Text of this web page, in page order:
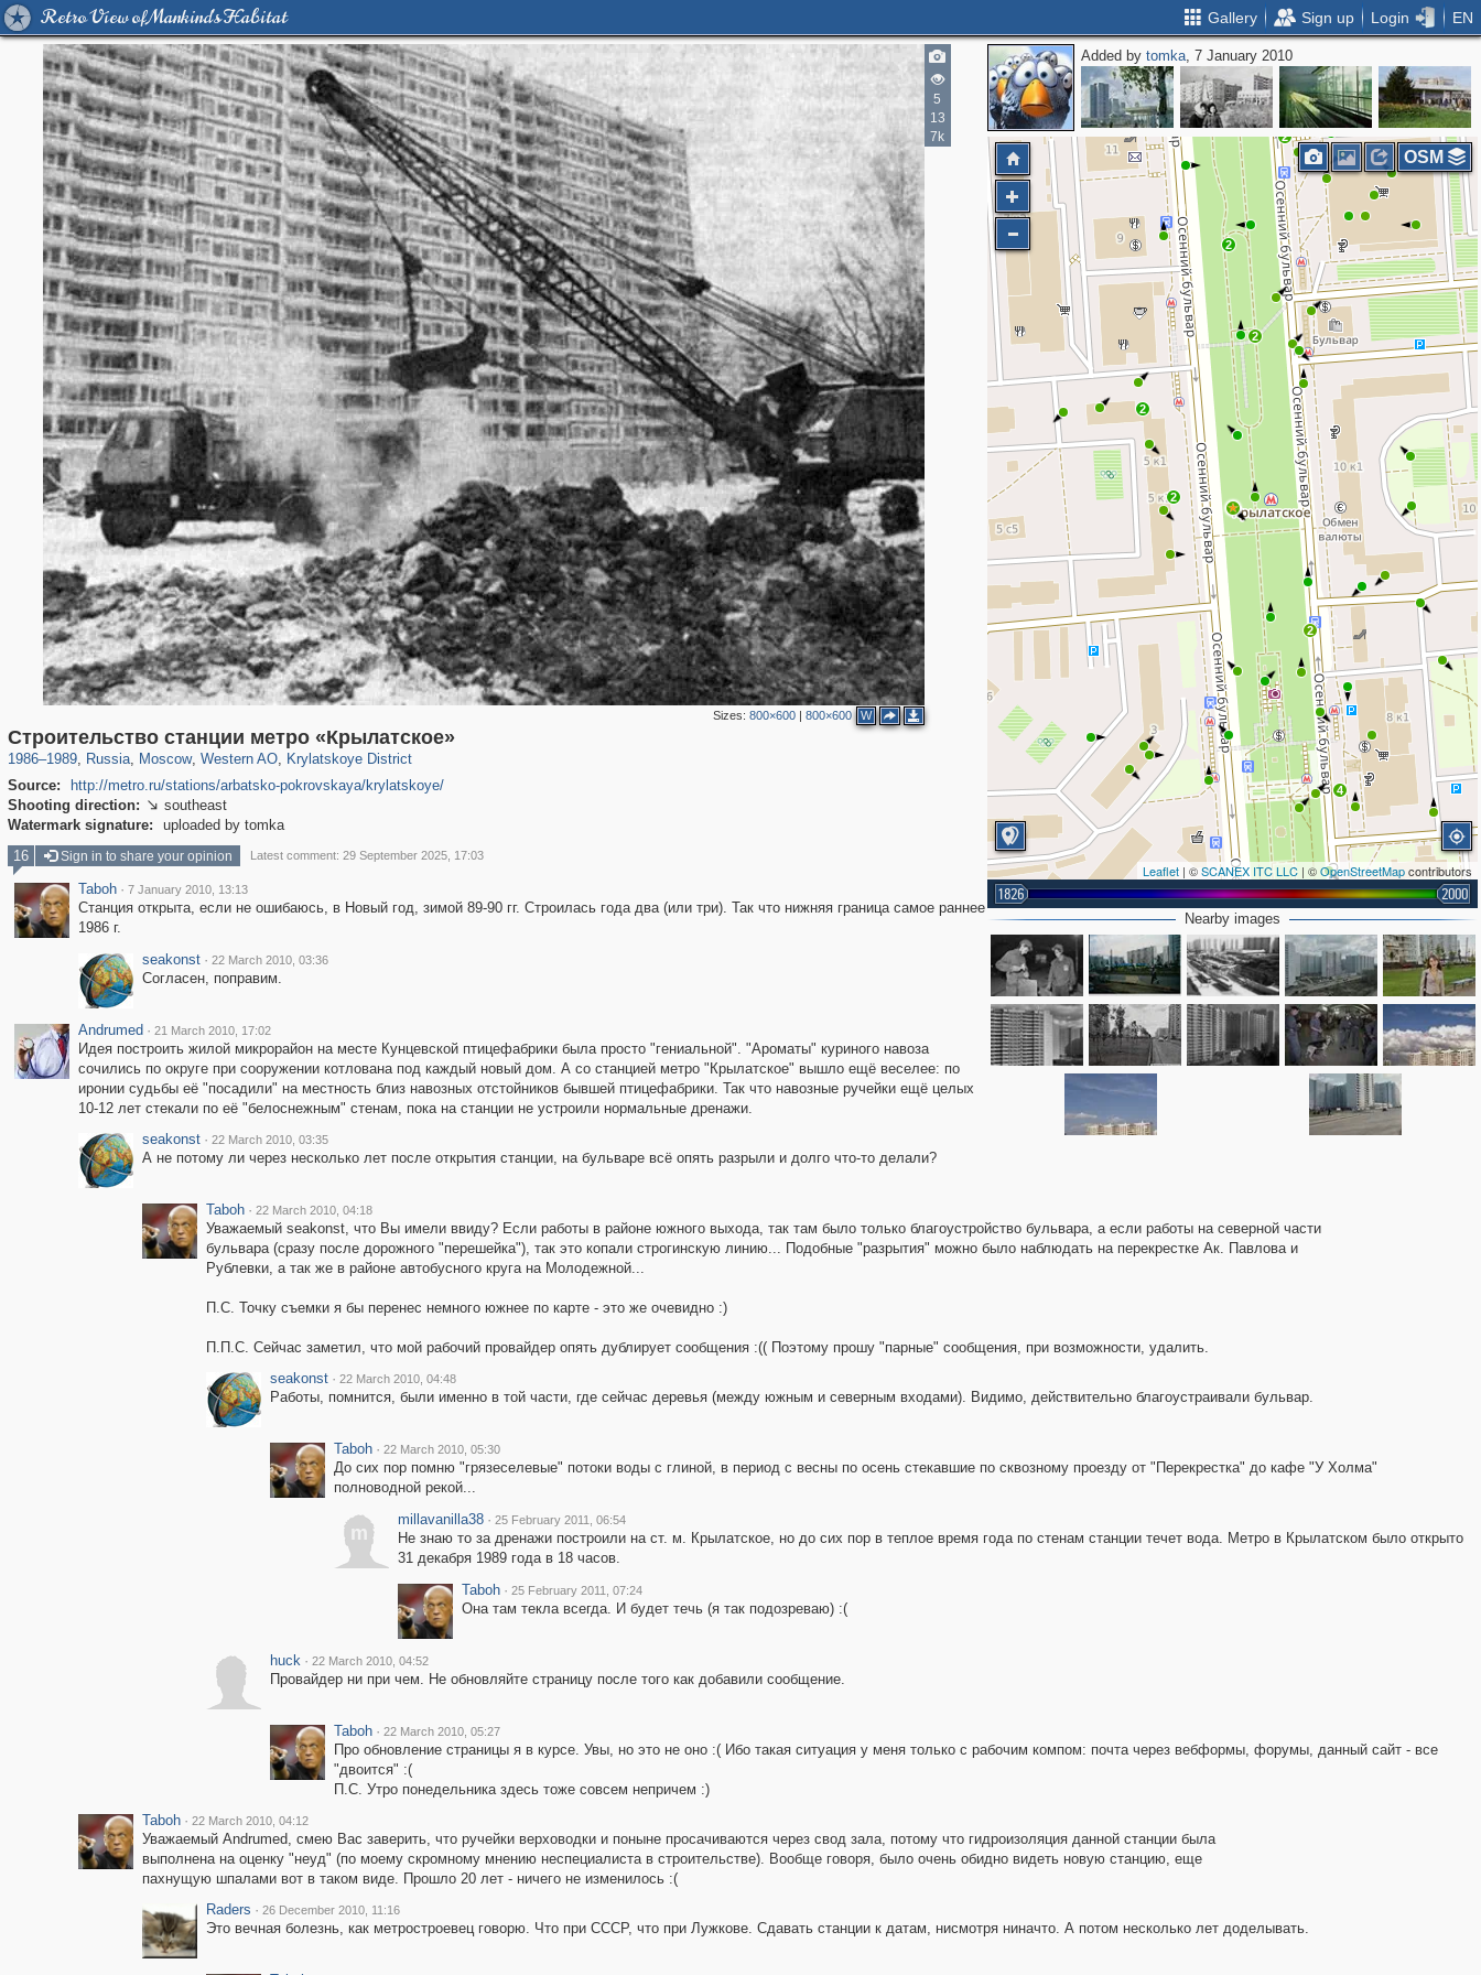
Retro View of Mankind's Habitat Gallery Sign up Login EN
5
13
7k
Sizes: 800×600| 800×600 W
Строительство станции метро «Крылатское»
1986–1989, Russia
1,406,258 29,243
, Moscow
319,780 8,286
, Western AO
27,129 310
, Krylatskoye District
1,754 5
Source:
http://metro.ru/stations/arbatsko-pokrovskaya/krylatskoye/
Shooting direction:  southeast
Watermark signature:
uploaded by tomka
Added bytomka, 7 January 2010
2
2
2
4
2
2
2
2
Leaflet | ©SCANEX ITC LLC | ©OpenStreetMapcontributors
1826 2000
OSM
Nearby images
16 Sign in to share your opinion Latest comment: 29 September 2025, 17:03
Taboh · 7 January 2010, 13:13
Станция открыта, если не ошибаюсь, в Новый год, зимой 89-90 гг. Строилась года два (или три). Так что нижняя граница самое раннее
1986 г.
seakonst · 22 March 2010, 03:36
Согласен, поправим.
Andrumed · 21 March 2010, 17:02
Идея построить жилой микрорайон на месте Кунцевской птицефабрики была просто "гениальной". "Ароматы" куриного навоза
сочились по округе при сооружении котлована под каждый новый дом. А со станцией метро "Крылатское" вышло ещё веселее: по
иронии судьбы её "посадили" на местность близ навозных отстойников бывшей птицефабрики. Так что навозные ручейки ещё целых
10-12 лет стекали по её "белоснежным" стенам, пока на станции не устроили нормальные дренажи.
seakonst · 22 March 2010, 03:35
А не потому ли через несколько лет после открытия станции, на бульваре всё опять разрыли и долго что-то делали?
Taboh · 22 March 2010, 04:18
Уважаемый seakonst, что Вы имели ввиду? Если работы в районе южного выхода, так там было только благоустройство бульвара, а если работы на северной части
бульвара (сразу после дорожного "перешейка"), так это копали строгинскую линию... Подобные "разрытия" можно было наблюдать на перекрестке Ак. Павлова и
Рублевки, а так же в районе автобусного круга на Молодежной...
П.С. Точку съемки я бы перенес немного южнее по карте - это же очевидно :)
П.П.С. Сейчас заметил, что мой рабочий провайдер опять дублирует сообщения :(( Поэтому прошу "парные" сообщения, при возможности, удалить.
seakonst · 22 March 2010, 04:48
Работы, помнится, были именно в той части, где сейчас деревья (между южным и северным входами). Видимо, действительно благоустраивали бульвар.
Taboh · 22 March 2010, 05:30
До сих пор помню "грязеселевые" потоки воды с глиной, в период с весны по осень стекавшие по сквозному проезду от "Перекрестка" до кафе "У Холма"
полноводной рекой...
m
millavanilla38 · 25 February 2011, 06:54
Не знаю то за дренажи построили на ст. м. Крылатское, но до сих пор в теплое время года по стенам станции течет вода. Метро в Крылатском было открыто
31 декабря 1989 года в 18 часов.
Taboh · 25 February 2011, 07:24
Она там текла всегда. И будет течь (я так подозреваю) :(
huck · 22 March 2010, 04:52
Провайдер ни при чем. Не обновляйте страницу после того как добавили сообщение.
Taboh · 22 March 2010, 05:27
Про обновление страницы я в курсе. Увы, но это не оно :( Ибо такая ситуация у меня только с рабочим компом: почта через вебформы, форумы, данный сайт - все
"двоится" :(
П.С. Утро понедельника здесь тоже совсем непричем :)
Taboh · 22 March 2010, 04:12
Уважаемый Andrumed, смею Вас заверить, что ручейки верховодки и поныне просачиваются через свод зала, потому что гидроизоляция данной станции была
выполнена на оценку "неуд" (по моему скромному мнению неспециалиста в строительстве). Вообще говоря, было очень обидно видеть новую станцию, еще
пахнущую шпалами вот в таком виде. Прошло 20 лет - ничего не изменилось :(
Raders · 26 December 2010, 11:16
Это вечная болезнь, как метростроевец говорю. Что при СССР, что при Лужкове. Сдавать станции к датам, нисмотря ниначто. А потом несколько лет доделывать.